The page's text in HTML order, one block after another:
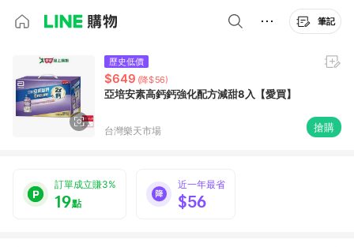
筆記
歷史低價
$649 (降$56)
亞培安素高鈣鈣強化配方減甜8入【愛買】
台灣樂天市場 搶購
訂單成立賺3%
19點
近一年最省
$56